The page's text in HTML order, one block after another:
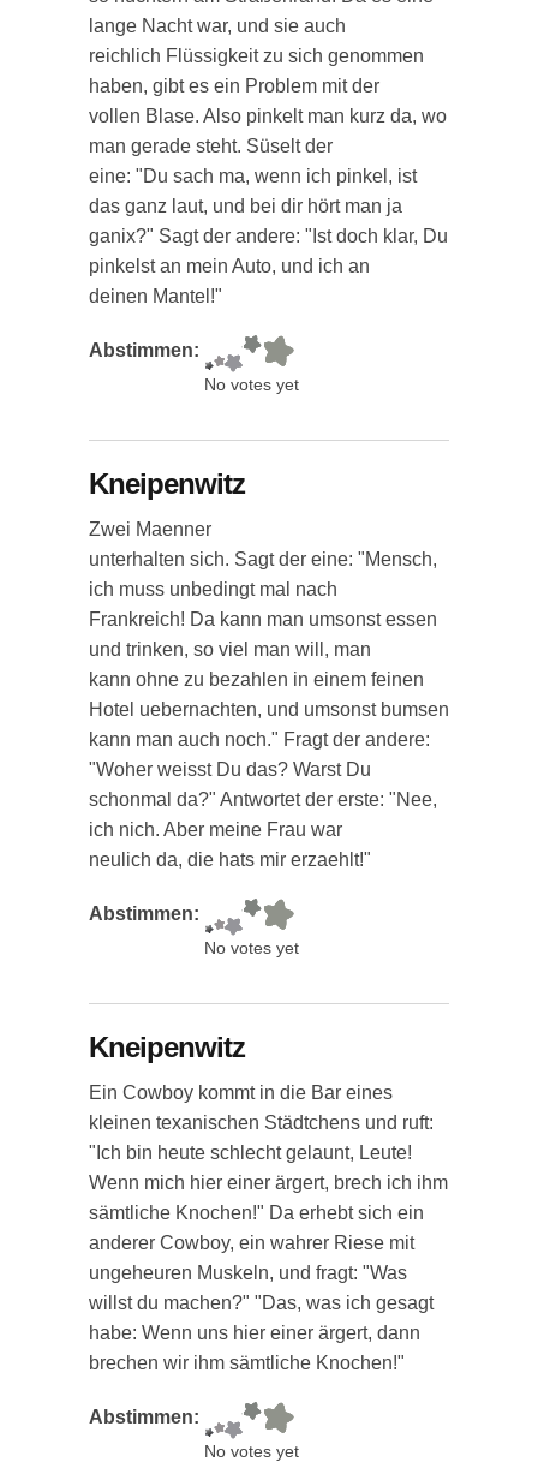
lange Nacht war, und sie auch
reichlich Flüssigkeit zu sich genommen
haben, gibt es ein Problem mit der
vollen Blase. Also pinkelt man kurz da, wo
man gerade steht. Süselt der
eine: "Du sach ma, wenn ich pinkel, ist
das ganz laut, und bei dir hört man ja
ganix?" Sagt der andere: "Ist doch klar, Du
pinkelst an mein Auto, und ich an
deinen Mantel!"
Abstimmen:
No votes yet
Kneipenwitz
Zwei Maenner
unterhalten sich. Sagt der eine: "Mensch,
ich muss unbedingt mal nach
Frankreich! Da kann man umsonst essen
und trinken, so viel man will, man
kann ohne zu bezahlen in einem feinen
Hotel uebernachten, und umsonst bumsen
kann man auch noch." Fragt der andere:
"Woher weisst Du das? Warst Du
schonmal da?" Antwortet der erste: "Nee,
ich nich. Aber meine Frau war
neulich da, die hats mir erzaehlt!"
Abstimmen:
No votes yet
Kneipenwitz
Ein Cowboy kommt in die Bar eines
kleinen texanischen Städtchens und ruft:
"Ich bin heute schlecht gelaunt, Leute!
Wenn mich hier einer ärgert, brech ich ihm
sämtliche Knochen!" Da erhebt sich ein
anderer Cowboy, ein wahrer Riese mit
ungeheuren Muskeln, und fragt: "Was
willst du machen?" "Das, was ich gesagt
habe: Wenn uns hier einer ärgert, dann
brechen wir ihm sämtliche Knochen!"
Abstimmen:
No votes yet